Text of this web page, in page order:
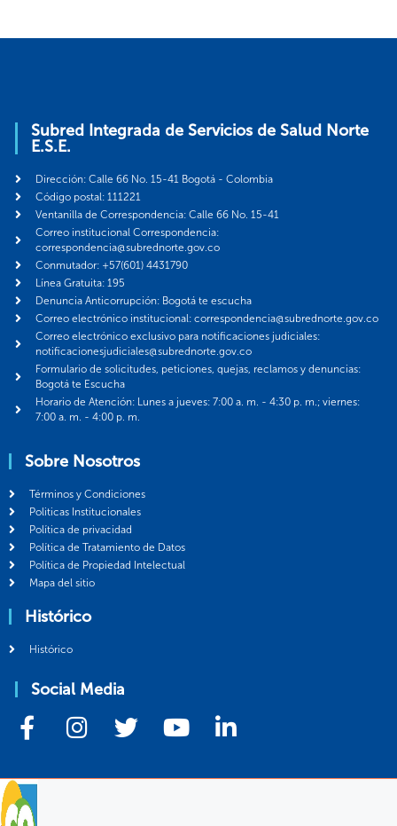
Subred Integrada de Servicios de Salud Norte
E.S.E.
Dirección: Calle 66 No. 15-41 Bogotá - Colombia
Código postal: 111221
Ventanilla de Correspondencia: Calle 66 No. 15-41
Correo institucional Correspondencia:
correspondencia@subrednorte.gov.co
Conmutador: +57(601) 4431790
Línea Gratuita: 195
Denuncia Anticorrupción: Bogotá te escucha
Correo electrónico institucional: correspondencia@subrednorte.gov.co
Correo electrónico exclusivo para notificaciones judiciales:
notificacionesjudiciales@subrednorte.gov.co
Formulario de solicitudes, peticiones, quejas, reclamos y denuncias:
Bogotá te Escucha
Horario de Atención: Lunes a jueves: 7:00 a. m. - 4:30 p. m.; viernes:
7:00 a. m. - 4:00 p. m.
Sobre Nosotros
Términos y Condiciones
Politicas Institucionales
Política de privacidad
Política de Tratamiento de Datos
Política de Propiedad Intelectual
Mapa del sitio
Histórico
Histórico
Social Media